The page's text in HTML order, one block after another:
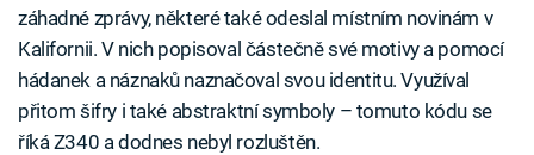
záhadné zprávy, některé také odeslal místním novinám v
Kalifornii. V nich popisoval částečně své motivy a pomocí
hádanek a náznaků naznačoval svou identitu. Využíval
přitom šifry i také abstraktní symboly – tomuto kódu se
říká Z340 a dodnes nebyl rozluštěn.